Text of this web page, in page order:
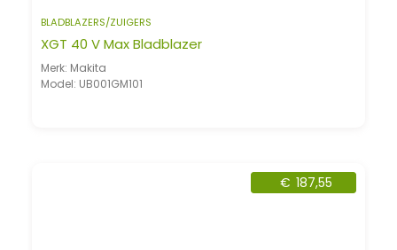
BLADBLAZERS/ZUIGERS
XGT 40 V Max Bladblazer
Merk: Makita
Model: UB001GM101
€ 187,55